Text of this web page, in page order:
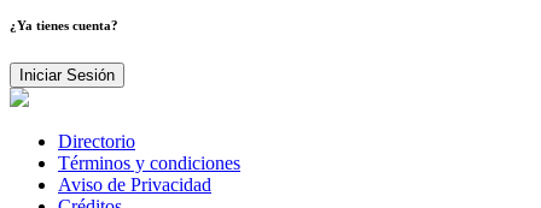
¿Ya tienes cuenta?
Iniciar Sesión
Directorio
Términos y condiciones
Aviso de Privacidad